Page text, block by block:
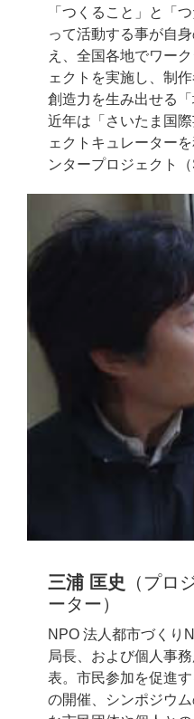
「つくること」と「
って活動する事が自
え、全国各地でワー
ェクトを実施し、制
創造力を生み出せる「
近年は「さいたま国
ェクトキュレーター
ンタープロジェクト
三浦 匡史 （プロ
ーター）
NPO 法人都市づくり
局長、および個人事
表。市民参加を促進
の開催、シンポジウ